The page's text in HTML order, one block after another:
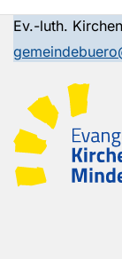
Ev.-luth.